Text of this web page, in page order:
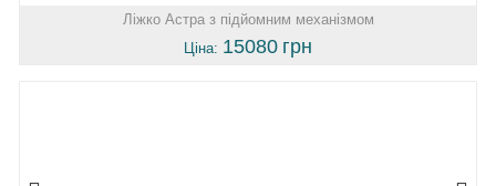
Ліжко Астра з підйомним механізмом
Ціна: 15080 грн